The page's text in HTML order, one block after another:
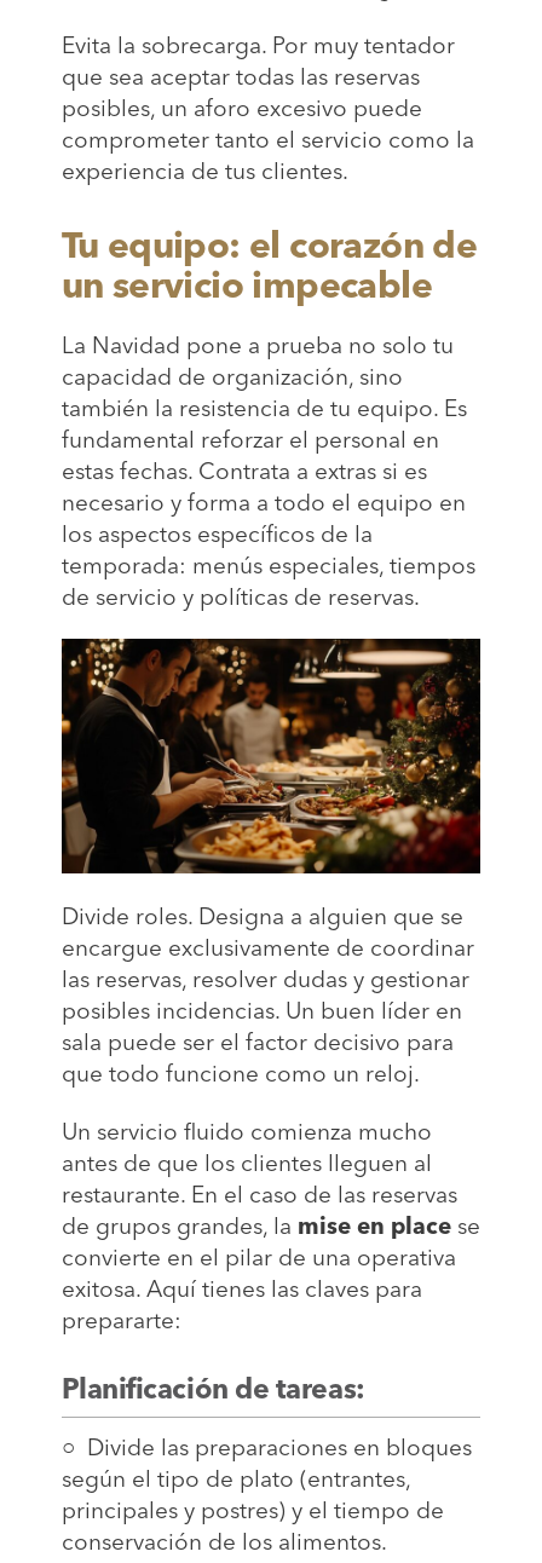
Evita la sobrecarga. Por muy tentador
que sea aceptar todas las reservas
posibles, un aforo excesivo puede
comprometer tanto el servicio como la
experiencia de tus clientes.
Tu equipo: el corazón de
un servicio impecable
La Navidad pone a prueba no solo tu
capacidad de organización, sino
también la resistencia de tu equipo. Es
fundamental reforzar el personal en
estas fechas. Contrata a extras si es
necesario y forma a todo el equipo en
los aspectos específicos de la
temporada: menús especiales, tiempos
de servicio y políticas de reservas.
Divide roles. Designa a alguien que se
encargue exclusivamente de coordinar
las reservas, resolver dudas y gestionar
posibles incidencias. Un buen líder en
sala puede ser el factor decisivo para
que todo funcione como un reloj.
Un servicio fluido comienza mucho
antes de que los clientes lleguen al
restaurante. En el caso de las reservas
de grupos grandes, la mise en placese
convierte en el pilar de una operativa
exitosa. Aquí tienes las claves para
prepararte:
Planificación de tareas:
○ Divide las preparaciones en bloques
según el tipo de plato (entrantes,
principales y postres) y el tiempo de
conservación de los alimentos.